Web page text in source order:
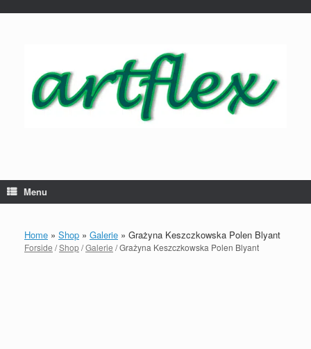
Menu
Home » Shop » Galerie » Grażyna Keszczkowska Polen Blyant
Forside /Shop/Galerie / Grażyna Keszczkowska Polen Blyant